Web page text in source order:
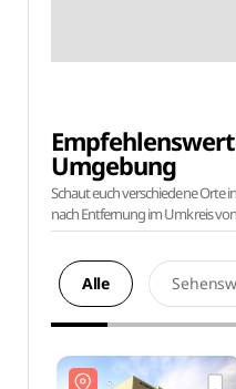
Umgebung
Schaut euch verschiedene Orte
nach Entfernung im Umkreis
Alle